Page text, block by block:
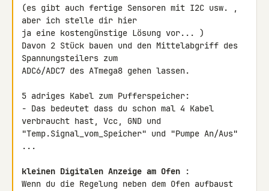
(es gibt auch fertige Sensoren mit I2C usw. ,
aber ich stelle dir hier
ja eine kostengünstige Lösung vor... )
Davon 2 Stück bauen und den Mittelabgriff des
Spannungsteilers zum
ADC6/ADC7 des ATmega8 gehen lassen.
5 adriges Kabel zum Pufferspeicher:
- Das bedeutet dass du schon mal 4 Kabel
verbraucht hast, Vcc, GND und
"Temp.Signal_vom_Speicher" und "Pumpe An/Aus"
...
kleinen Digitalen Anzeige am Ofen :
Wenn du die Regelung neben dem Ofen aufbaust